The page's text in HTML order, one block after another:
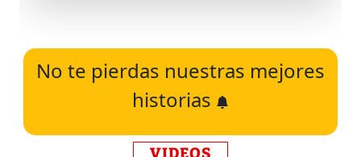
No te pierdas nuestras mejores
historias